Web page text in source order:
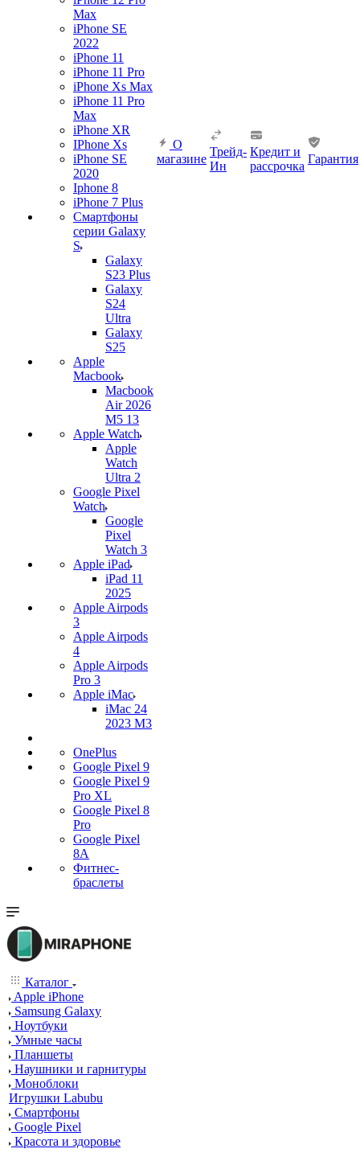
Max
iPhone SE
2022
iPhone 11
iPhone 11 Pro
iPhone Xs Max
iPhone 11 Pro
Max
iPhone XR
IPhone Xs
iPhone SE
2020
Iphone 8
iPhone 7 Plus
Смартфоны
серии Galaxy
S
Galaxy
S23 Plus
Galaxy
S24
Ultra
Galaxy
S25
Apple
Macbook
Macbook
Air 2026
M5 13
Apple Watch
Apple
Watch
Ultra 2
Google Pixel
Watch
Google
Pixel
Watch 3
Apple iPad
iPad 11
2025
Apple Airpods
3
Apple Airpods
4
Apple Airpods
Pro 3
Apple iMac
iMac 24
2023 M3
OnePlus
Google Pixel 9
Google Pixel 9
Pro XL
Google Pixel 8
Pro
Google Pixel
8A
Фитнес-
браслеты
О
магазине
Трейд-
Ин
Кредит и
рассрочка
Гарантия
Каталог
Apple iPhone
Samsung Galaxy
Ноутбуки
Умные часы
Планшеты
Наушники и гарнитуры
Моноблоки
Игрушки Labubu
Смартфоны
Google Pixel
Красота и здоровье